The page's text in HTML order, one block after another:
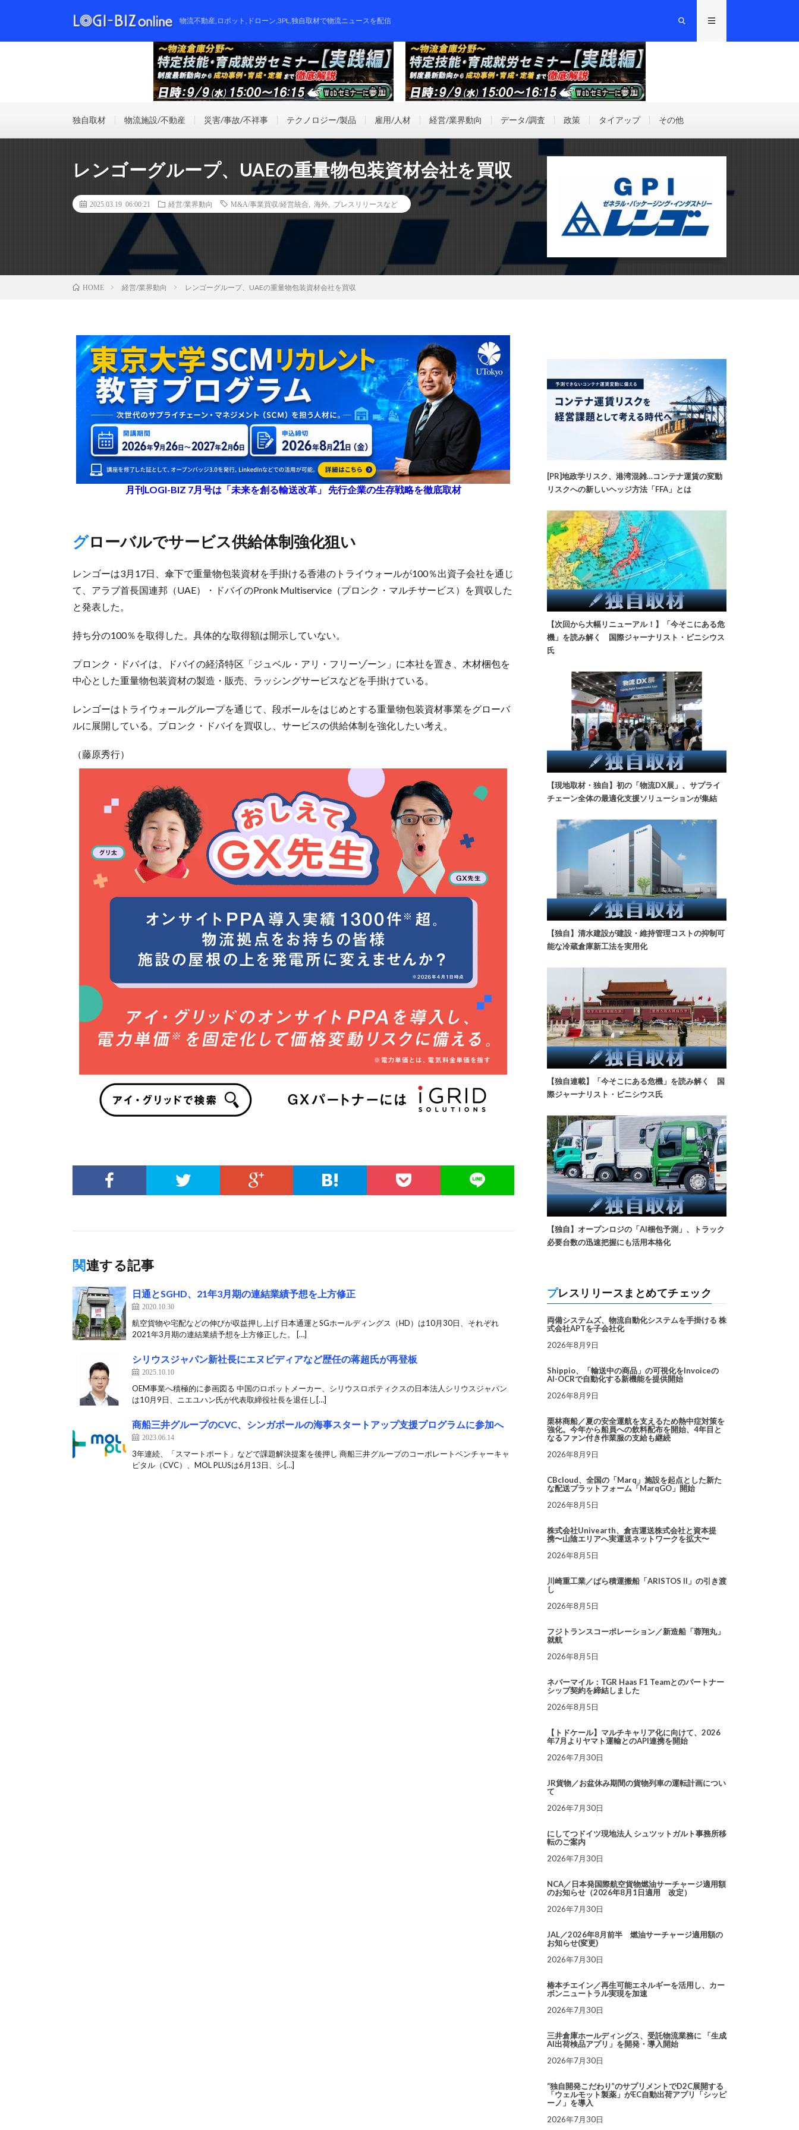
物流不動産,ロボット,ドローン,3PL,独自取材で物流ニュースを配信
独自取材 物流施設/不動産 災害/事故/不祥事 テクノロジー/製品 雇用/人材 経営/業界動向 データ/調査 政策 タイアップ その他
レンゴーグループ、UAEの重量物包装資材会社を買収
2025.03.19 06:00:21 経営/業界動向 M&A/事業買収/経営統合 海外 プレスリリースなど
HOME 経営/業界動向 レンゴーグループ、UAEの重量物包装資材会社を買収
月刊LOGI-BIZ 7月号は「未来を創る輸送改革」 先行企業の生存戦略を徹底取材
グローバルでサービス供給体制強化狙い
レンゴーは3月17日、傘下で重量物包装資材を手掛ける香港のトライウォールが100％出資子会社を通じ
て、アラブ首長国連邦（UAE）・ドバイのPronk Multiservice（プロンク・マルチサービス）を買収した
と発表した。
持ち分の100％を取得した。具体的な取得額は開示していない。
プロンク・ドバイは、ドバイの経済特区「ジュベル・アリ・フリーゾーン」に本社を置き、木材梱包を
中心とした重量物包装資材の製造・販売、ラッシングサービスなどを手掛けている。
レンゴーはトライウォールグループを通じて、段ボールをはじめとする重量物包装資材事業をグローバ
ルに展開している。プロンク・ドバイを買収し、サービスの供給体制を強化したい考え。
（藤原秀行）
関連する記事
日通とSGHD、21年3月期の連結業績予想を上方修正
2020.10.30
航空貨物や宅配などの伸びが収益押し上げ 日本通運とSGホールディングス（HD）は10月30日、それぞれ
2021年3月期の連結業績予想を上方修正した。 […]
シリウスジャパン新社長にエヌビディアなど歴任の蒋超氏が再登板
2025.10.10
OEM事業へ積極的に参画図る 中国のロボットメーカー、シリウスロボティクスの日本法人シリウスジャパン
は10月9日、ニエユハン氏が代表取締役社長を退任し[…]
商船三井グループのCVC、シンガポールの海事スタートアップ支援プログラムに参加へ
2023.06.14
3年連続、「スマートポート」などで課題解決提案を後押し 商船三井グループのコーポレートベンチャーキャ
ピタル（CVC）、MOL PLUSは6月13日、シ[…]
[PR]地政学リスク、港湾混雑…コンテナ運賃の変動
リスクへの新しいヘッジ方法「FFA」とは
【次回から大幅リニューアル！】「今そこにある危
機」を読み解く 国際ジャーナリスト・ビニシウス
氏
【現地取材・独自】初の「物流DX展」、サプライ
チェーン全体の最適化支援ソリューションが集結
【独自】清水建設が建設・維持管理コストの抑制可
能な冷蔵倉庫新工法を実用化
【独自連載】「今そこにある危機」を読み解く 国
際ジャーナリスト・ビニシウス氏
【独自】オープンロジの「AI梱包予測」、トラック
必要台数の迅速把握にも活用本格化
プレスリリースまとめてチェック
両備システムズ、物流自動化システムを手掛ける 株
式会社APTを子会社化
2026年8月9日
Shippio、「輸送中の商品」の可視化をInvoiceの
AI-OCRで自動化する新機能を提供開始
2026年8月9日
栗林商船／夏の安全運航を支えるため熱中症対策を
強化。今年から船員への飲料配布を開始、4年目と
なるファン付き作業服の支給も継続
2026年8月9日
CBcloud、全国の「Marq」施設を起点とした新た
な配送プラットフォーム「MarqGO」開始
2026年8月5日
株式会社Univearth、倉吉運送株式会社と資本提
携〜山陰エリアへ実運送ネットワークを拡大〜
2026年8月5日
川崎重工業／ばら積運搬船「ARISTOS II」の引き渡
し
2026年8月5日
フジトランスコーポレーション／新造船「蓉翔丸」
就航
2026年8月5日
ネバーマイル：TGR Haas F1 Teamとのパートナー
シップ契約を締結しました
2026年8月5日
【トドケール】マルチキャリア化に向けて、2026
年7月よりヤマト運輸とのAPI連携を開始
2026年7月30日
JR貨物／お盆休み期間の貨物列車の運転計画につい
て
2026年7月30日
にしてつドイツ現地法人 シュツットガルト事務所移
転のご案内
2026年7月30日
NCA／日本発国際航空貨物燃油サーチャージ適用額
のお知らせ（2026年8月1日適用 改定）
2026年7月30日
JAL／2026年8月前半 燃油サーチャージ適用額の
お知らせ(変更)
2026年7月30日
椿本チエイン／再生可能エネルギーを活用し、カー
ボンニュートラル実現を加速
2026年7月30日
三井倉庫ホールディングス、受託物流業務に 「生成
AI出荷検品アプリ」を開発・導入開始
2026年7月30日
“独自開発こだわり”のサプリメントでD2C展開する
「ウェルモット製薬」がEC自動出荷アプリ「シッピ
ーノ」を導入
2026年7月30日